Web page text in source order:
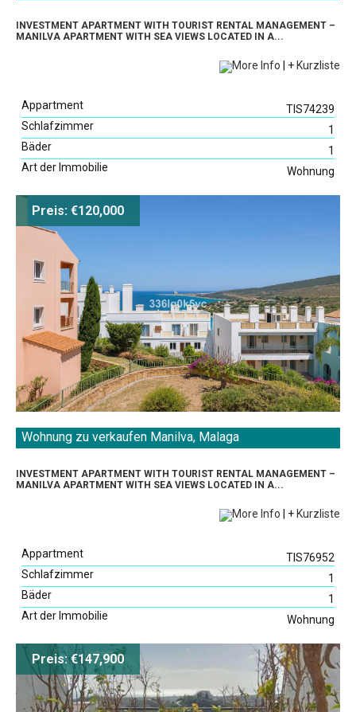
INVESTMENT APARTMENT WITH TOURIST RENTAL MANAGEMENT –
MANILVA APARTMENT WITH SEA VIEWS LOCATED IN A...
More Info + Kurzliste
Appartment
TIS74239
Schlafzimmer
1
Bäder
1
Art der Immobilie
Wohnung
Preis: €120,000
Wohnung zu verkaufen Manilva, Malaga
INVESTMENT APARTMENT WITH TOURIST RENTAL MANAGEMENT –
MANILVA APARTMENT WITH SEA VIEWS LOCATED IN A...
More Info + Kurzliste
Appartment
TIS76952
Schlafzimmer
1
Bäder
1
Art der Immobilie
Wohnung
Preis: €147,900